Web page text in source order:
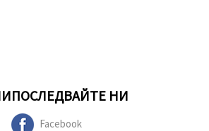
ПОСЛЕДВАЙТЕ НИ
Facebook